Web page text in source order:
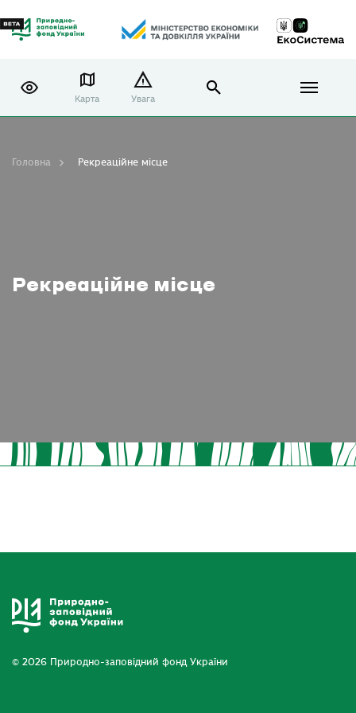
Карта Увага
Рекреаційне місце
Головна Рекреаційне місце
© 2026 Природно-заповідний фонд України